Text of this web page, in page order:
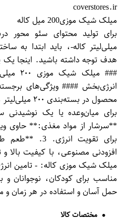
coverstores.ir
میلک شیک موزی200 میل کاله
میلی‌لیتر کاله-، باید ابتدا به
هدف توجه داشته باشید. اینجا یک
###
محصول در
**سرشار از مواد مغذی:** حاوی
برای تقویت
افزودنی مصنوعی، با کیفیت بالا و
میلک شیک موزی کاله: - تامین
مناسب برای کودکان، نوجوانان
حمل آسان و استفاده در هر زمان و
مختصات کالا